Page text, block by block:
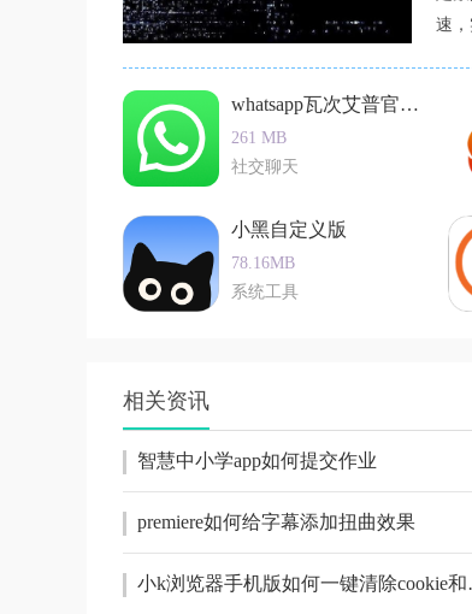
速
您
件
whatsapp瓦次艾普官网版
261 MB
社交聊天
小黑自定义版
78.16MB
系统工具
相关资讯
智慧中小学app如何提交作业
premiere如何给字幕添加扭曲效果
小k浏览器手机版如何一键清除cookie和网站数据